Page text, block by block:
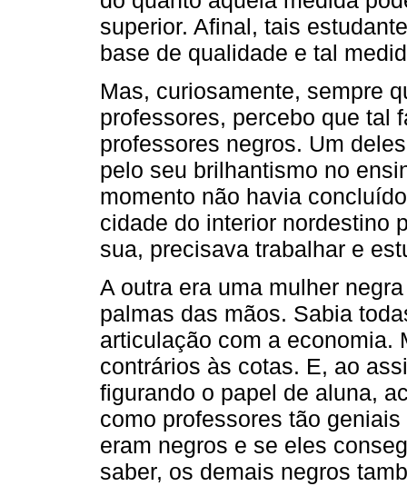
superior. Afinal, tais
base de qualidade e tal
Mas, curiosamente, sempre
professores, percebo que tal
professores negros. Um
pelo seu brilhantismo no
momento não havia
cidade do interior nordestino
sua, precisava trabalhar e
A outra era uma mulher
palmas das mãos. Sabia
articulação com a economia.
contrários às cotas. E, ao
figurando o papel de aluna,
como professores tão
eram negros e se eles
saber, os demais negros